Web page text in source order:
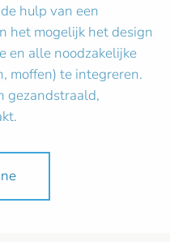
hulp van een
het mogelijk het design
en alle noodzakelijke
moffen) te integreren.
gezandstraald,